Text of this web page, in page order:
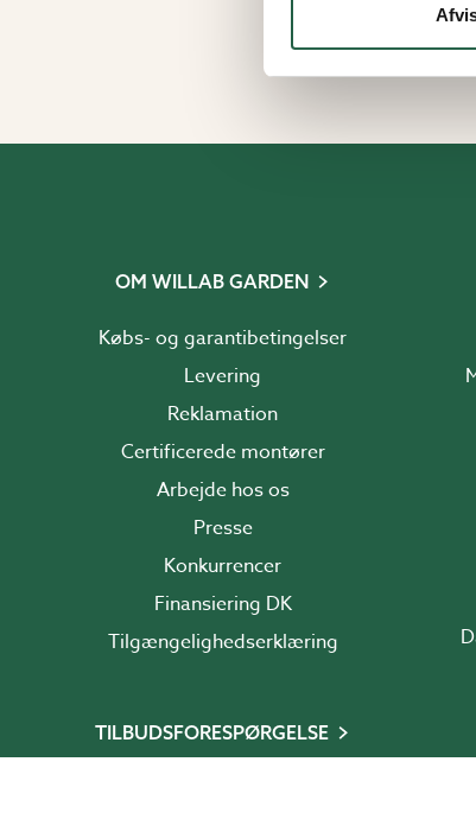
OM WILLAB GARDEN
Købs- og garantibetingelser
Levering
Reklamation
Certificerede montører
Arbejde hos os
Presse
Konkurrencer
Finansiering DK
Tilgængelighedserklæring
TILBUDSFORESPØRGELSE